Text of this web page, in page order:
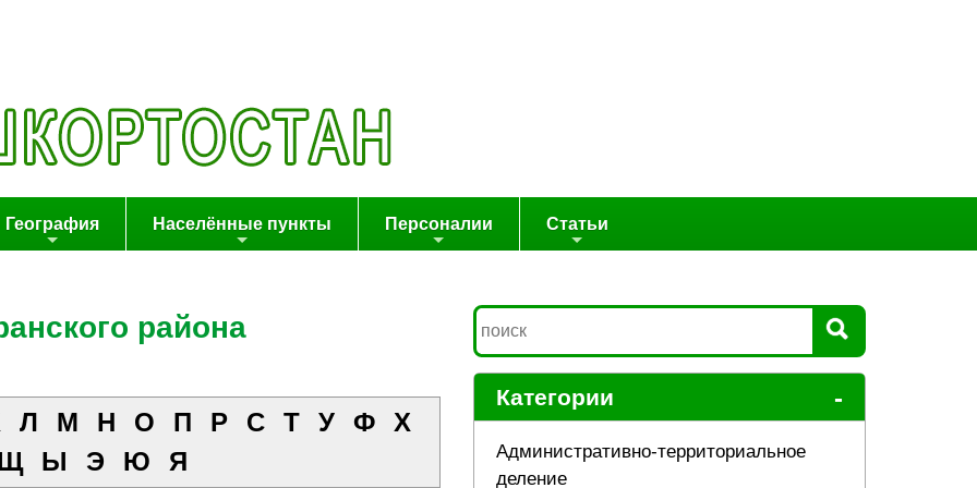
География Населённые пункты Персоналии Статьи
района
Л М Н О П Р С Т У Ф
Х
Ы Э Ю Я
Категории -
Административно-территориальное
деление